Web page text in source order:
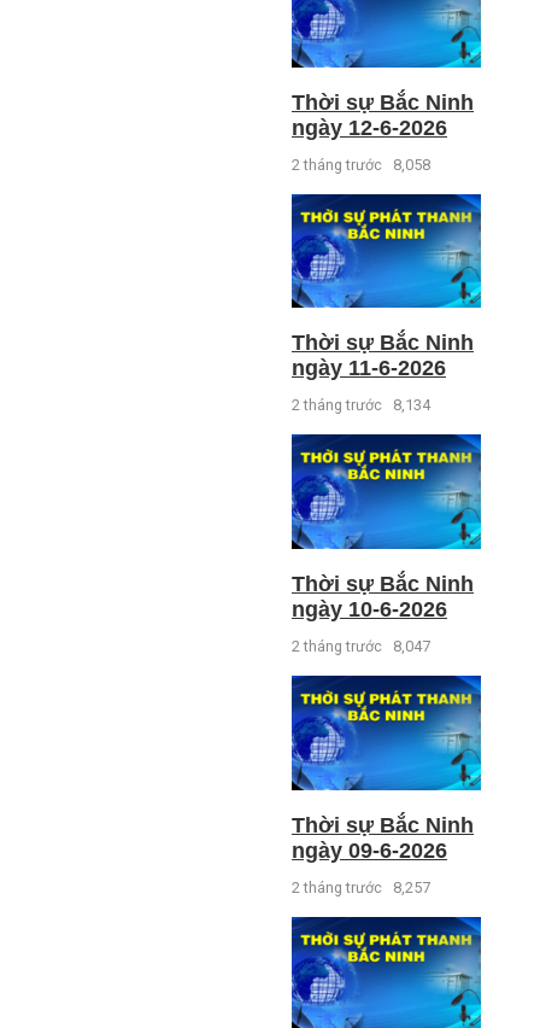
Thời sự Bắc Ninh
ngày 12-6-2026
2 tháng trước 8,058
Thời sự Bắc Ninh
ngày 11-6-2026
2 tháng trước 8,134
Thời sự Bắc Ninh
ngày 10-6-2026
2 tháng trước 8,047
Thời sự Bắc Ninh
ngày 09-6-2026
2 tháng trước 8,257